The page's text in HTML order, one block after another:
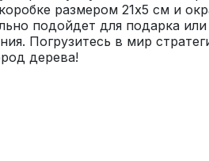
размером 21х5 см и
подойдет для подарка
Погрузитесь в мир
дерева!